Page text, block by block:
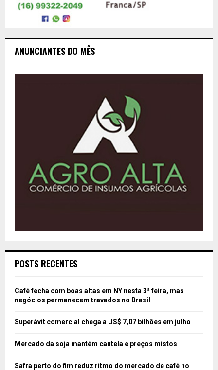
ANUNCIANTES DO MÊS
POSTS RECENTES
Café fecha com boas altas em NY nesta 3ª feira, mas
negócios permanecem travados no Brasil
Superávit comercial chega a US$ 7,07 bilhões em julho
Mercado da soja mantém cautela e preços mistos
Safra perto do fim reduz ritmo do mercado de café no